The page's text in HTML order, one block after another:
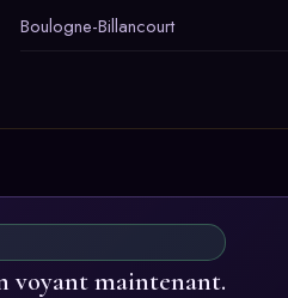
Boulogne-Billancourt
voyant maintenant.